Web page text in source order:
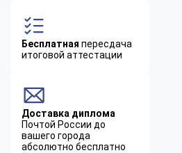
Бесплатная пересдача
итоговой аттестации
Доставка диплома
Почтой России до
вашего города
абсолютно бесплатно